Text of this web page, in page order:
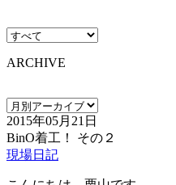
ARCHIVE
2015年05月21日
BinO着工！ その２
現場日記